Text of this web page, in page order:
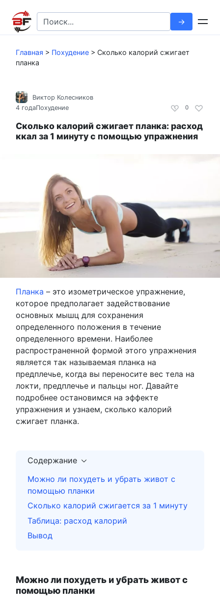
контенту
Search
for:
Главная > Похудение > Сколько калорий сжигает
планка
0
Виктор Колесников
4 годаПохудение
Сколько калорий сжигает планка: расход
ккал за 1 минуту с помощью упражнения
Планка – это изометрическое упражнение,
которое предполагает задействование
основных мышц для сохранения
определенного положения в течение
определенного времени. Наиболее
распространенной формой этого упражнения
является так называемая планка на
предплечье, когда вы переносите вес тела на
локти, предплечье и пальцы ног. Давайте
подробнее остановимся на эффекте
упражнения и узнаем, сколько калорий
сжигает планка.
Содержание
Можно ли похудеть и убрать живот с
помощью планки
Сколько калорий сжигается за 1 минуту
Таблица: расход калорий
Вывод
Можно ли похудеть и убрать живот с
помощью планки